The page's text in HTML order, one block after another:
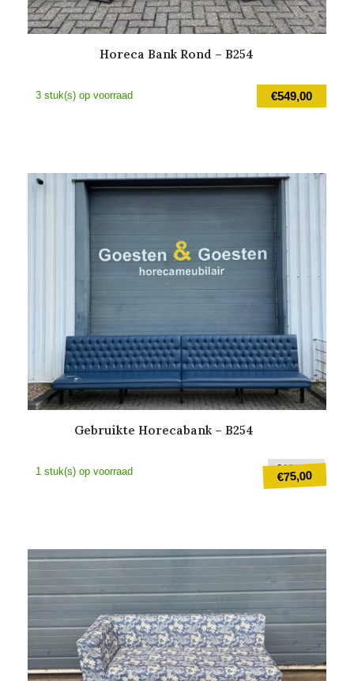
Horeca Bank Rond – B254
€549,00
3 stuk(s) op voorraad
Gebruikte Horecabank – B254
€150,00
prijs
€75,00
is:
€75,00.
1 stuk(s) op voorraad